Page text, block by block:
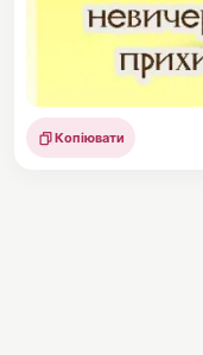
Поділитися
Копіювати